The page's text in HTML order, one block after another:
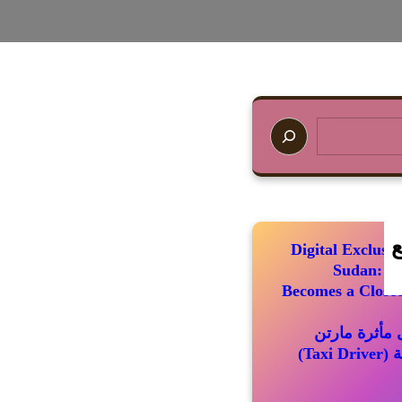
Digital
Sudan:
Becomes a
مارتن
سكورسيزي الباقية (Taxi Driver)